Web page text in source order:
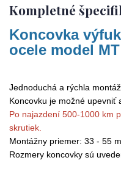
Kompletné
Koncovka
ocele model
Jednoduchá a rýchla
Koncovku je možné upevniť
Po najazdení 500-1000 km
skrutiek.
Montážny priemer: 33 - 55
Rozmery koncovky sú